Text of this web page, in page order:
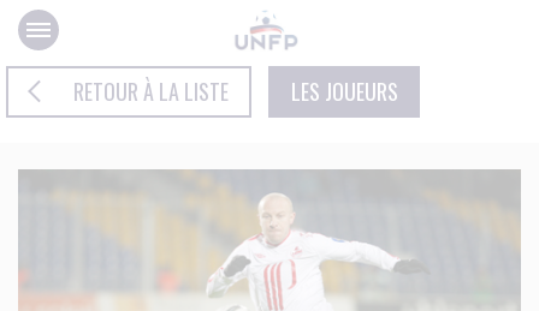
Panneau de gestion des cookies
RETOUR À LA LISTE LES JOUEURS